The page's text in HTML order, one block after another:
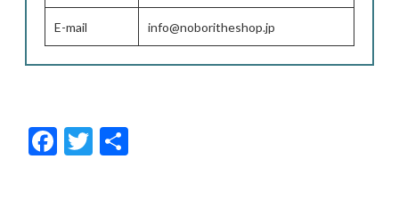
E-mail info@noboritheshop.jp
F
ac
T
w